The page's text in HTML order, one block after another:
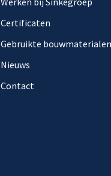
Certificaten
Gebruikte bouwmaterialen
Nieuws
Contact